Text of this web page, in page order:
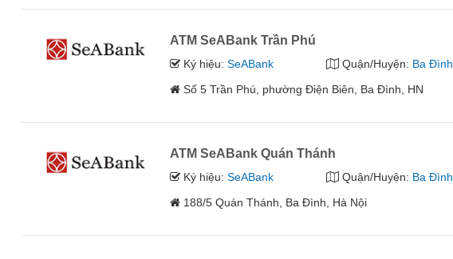
ATM SeABank Trần Phú
Ký hiệu:SeABank Quận/Huyện: Ba Đình
Số 5 Trần Phú, phường Điện Biên, Ba Đình, HN
ATM SeABank Quán Thánh
Ký hiệu:SeABank Quận/Huyện: Ba Đình
188/5 Quán Thánh, Ba Đình, Hà Nội